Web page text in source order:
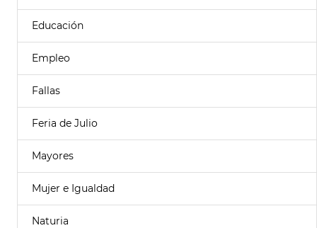
Educación
Empleo
Fallas
Feria de Julio
Mayores
Mujer e Igualdad
Naturia